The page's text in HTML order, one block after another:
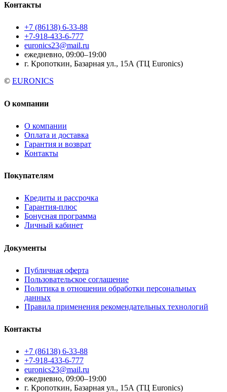
Контакты
+7 (86138) 6-33-88
+7-918-433-6-777
euronics23@mail.ru
ежедневно, 09:00–19:00
г. Кропоткин, Базарная ул., 15А (ТЦ Euronics)
© EURONICS
О компании
О компании
Оплата и доставка
Гарантия и возврат
Контакты
Покупателям
Кредиты и рассрочка
Гарантия-плюс
Бонусная программа
Личный кабинет
Документы
Публичная оферта
Пользовательское соглашение
Политика в отношении обработки персональных
данных
Правила применения рекомендательных технологий
Контакты
+7 (86138) 6-33-88
+7-918-433-6-777
euronics23@mail.ru
ежедневно, 09:00–19:00
г. Кропоткин, Базарная ул., 15А (ТЦ Euronics)